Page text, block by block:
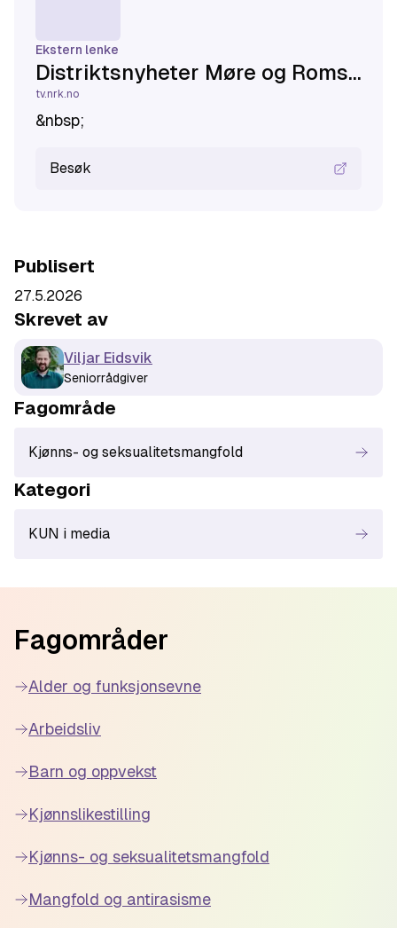
Ekstern lenke
Distriktsnyheter Møre og Romsdal: 26. mai - NRK TV
tv.nrk.no
&nbsp;
Besøk
Publisert
27.5.2026
Skrevet av
Viljar Eidsvik
Seniorrådgiver
Fagområde
Kjønns- og seksualitetsmangfold
Kategori
KUN i media
Fagområder
Alder og funksjonsevne
Arbeidsliv
Barn og oppvekst
Kjønnslikestilling
Kjønns- og seksualitetsmangfold
Mangfold og antirasisme